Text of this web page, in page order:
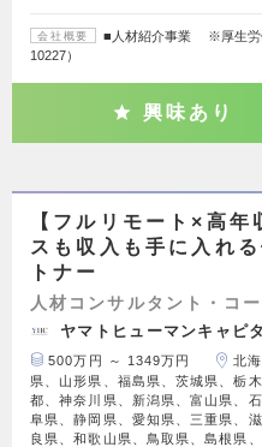
会社概要
■人材紹介事業 ※厚生労
10227）
興味あり
【フルリモート×高
スも収入も手に入れ
トナー
人材コンサルタント・コ
ヤマトヒューマンキャピ
500万円 ～ 1349万円
北
県、山形県、福島県、茨城県、栃
都、神奈川県、新潟県、富山県、
阜県、静岡県、愛知県、三重県、
良県、和歌山県、鳥取県、島根県